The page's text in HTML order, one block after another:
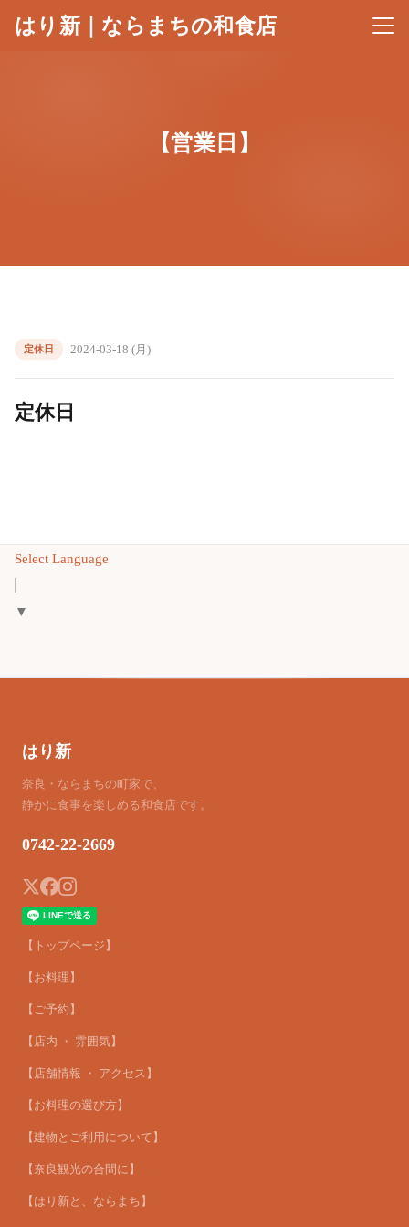
はり新｜ならまちの和食店 メニ
【営業日】
定休日 2024-03-18 (月)
定休日
Select Language
▼
はり新
奈良・ならまちの町家で、
静かに食事を楽しめる和食店です。
0742-22-2669
【トップページ】
【お料理】
【ご予約】
【店内 ・ 雰囲気】
【店舗情報 ・ アクセス】
【お料理の選び方】
【建物とご利用について】
【奈良観光の合間に】
【はり新と、ならまち】